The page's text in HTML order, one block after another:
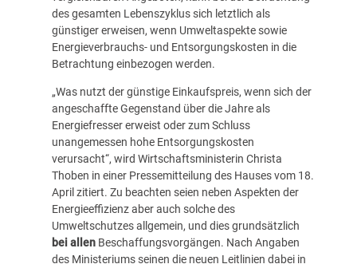
des gesamten Lebenszyklus sich letztlich als
günstiger erweisen, wenn Umweltaspekte sowie
Energieverbrauchs- und Entsorgungskosten in die
Betrachtung einbezogen werden.
„Was nutzt der günstige Einkaufspreis, wenn sich der
angeschaffte Gegenstand über die Jahre als
Energiefresser erweist oder zum Schluss
unangemessen hohe Entsorgungskosten
verursacht“, wird Wirtschaftsministerin Christa
Thoben in einer Pressemitteilung des Hauses vom 18.
April zitiert. Zu beachten seien neben Aspekten der
Energieeffizienz aber auch solche des
Umweltschutzes allgemein, und dies grundsätzlich
bei allenBeschaffungsvorgängen. Nach Angaben
des Ministeriums seinen die neuen Leitlinien dabei in